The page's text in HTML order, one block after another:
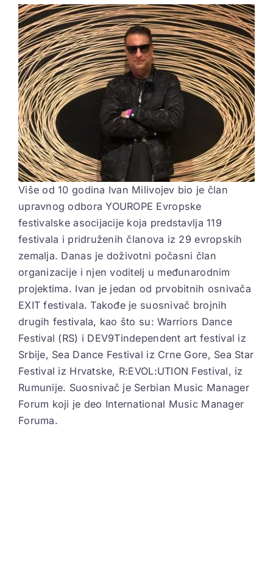
ELEKTROPIONIR
BEZ STRAHA
View
Larger
Image
Više od 10 godina Ivan Milivojev bio je član
upravnog odbora YOUROPE Evropske
festivalske asocijacije koja predstavlja 119
festivala i pridruženih članova iz 29 evropskih
zemalja. Danas je doživotni počasni član
organizacije i njen voditelj u međunarodnim
projektima. Ivan je jedan od prvobitnih osnivača
EXIT festivala. Takođe je suosnivač brojnih
drugih festivala, kao što su: Warriors Dance
Festival (RS) i DEV9Tindependent art festival iz
Srbije, Sea Dance Festival iz Crne Gore, Sea Star
Festival iz Hrvatske, R:EVOL:UTION Festival, iz
Rumunije. Suosnivač je Serbian Music Manager
Forum koji je deo International Music Manager
Foruma.